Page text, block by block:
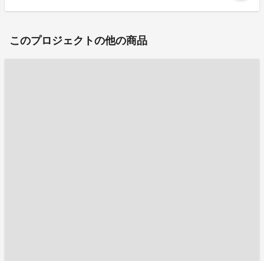
このプロジェクトの他の商品